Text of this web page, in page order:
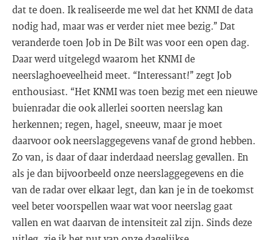
dat te doen. Ik realiseerde me wel dat het KNMI de data
nodig had, maar was er verder niet mee bezig.” Dat
veranderde toen Job in De Bilt was voor een open dag.
Daar werd uitgelegd waarom het KNMI de
neerslaghoeveelheid meet. “Interessant!” zegt Job
enthousiast. “Het KNMI was toen bezig met een nieuwe
buienradar die ook allerlei soorten neerslag kan
herkennen; regen, hagel, sneeuw, maar je moet
daarvoor ook neerslaggegevens vanaf de grond hebben.
Zo van, is daar of daar inderdaad neerslag gevallen. En
als je dan bijvoorbeeld onze neerslaggegevens en die
van de radar over elkaar legt, dan kan je in de toekomst
veel beter voorspellen waar wat voor neerslag gaat
vallen en wat daarvan de intensiteit zal zijn. Sinds deze